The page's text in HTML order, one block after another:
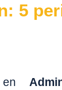
5
en